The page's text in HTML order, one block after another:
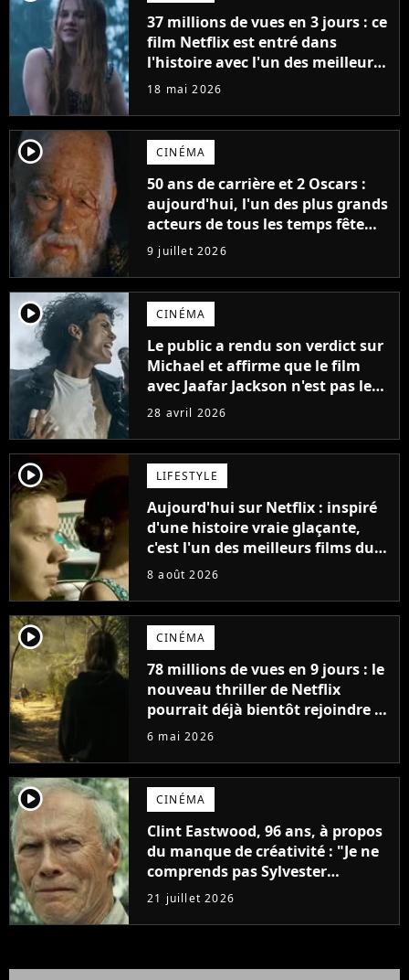
37 millions de vues en 3 jours : ce
film Netflix est entré dans
l'histoire avec l'un des meilleurs
lancements de tous les temps
18 mai 2026
player2 CINÉMA
50 ans de carrière et 2 Oscars :
aujourd'hui, l'un des plus grands
acteurs de tous les temps fête
ses 70 ans
9 juillet 2026
player2 CINÉMA
Le public a rendu son verdict sur
Michael et affirme que le film
avec Jaafar Jackson n'est pas le
meilleur biopic musical de 2026.
28 avril 2026
player2 LIFESTYLE
Aujourd'hui sur Netflix : inspiré
d'une histoire vraie glaçante,
c'est l'un des meilleurs films du
21ème siècle
8 août 2026
player2 CINÉMA
78 millions de vues en 9 jours : le
nouveau thriller de Netflix
pourrait déjà bientôt rejoindre le
top 10 des films les plus vus de
6 mai 2026
player2 CINÉMA
Clint Eastwood, 96 ans, à propos
du manque de créativité : "Je ne
comprends pas Sylvester
Stallone. J'ai l'impression qu'il ne
fait ça que pour l'argent"
21 juillet 2026